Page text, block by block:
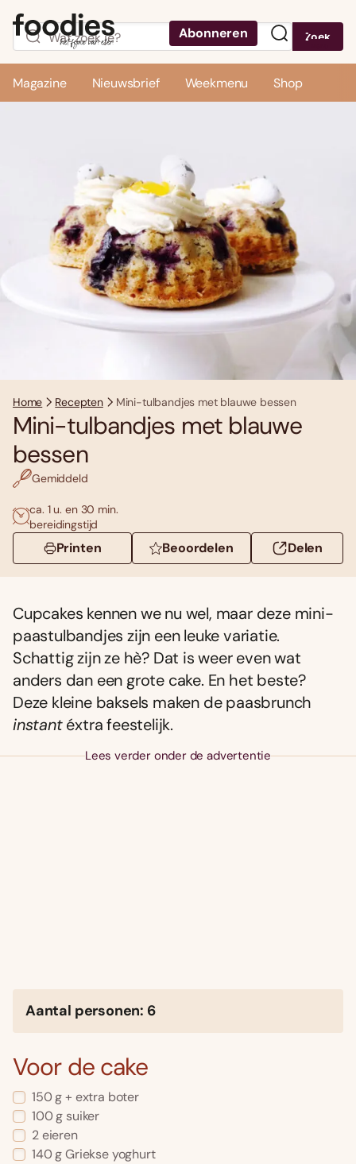
Abonneren Zoek
Magazine Nieuwsbrief Weekmenu Shop
Home Recepten Mini-tulbandjes met blauwe bessen
Mini-tulbandjes met blauwe
bessen
Gemiddeld
ca. 1 u. en 30 min.
bereidingstijd
Printen Beoordelen Delen
Cupcakes kennen we nu wel, maar deze mini-
paastulbandjes zijn een leuke variatie.
Schattig zijn ze hè? Dat is weer even wat
anders dan een grote cake. En het beste?
Deze kleine baksels maken de paasbrunch
instantéxtra feestelijk.
Lees verder onder de advertentie
Aantal personen: 6
Voor de cake
150 g + extra boter
100 g suiker
2 eieren
140 g Griekse yoghurt